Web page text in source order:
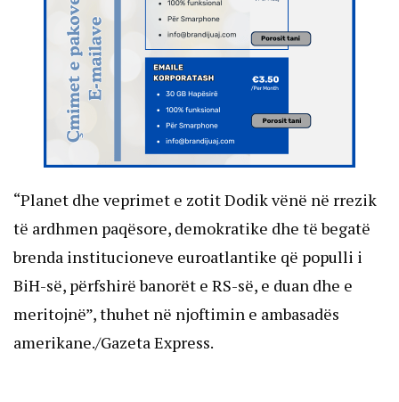
“Planet dhe veprimet e zotit Dodik vënë në rrezik
të ardhmen paqësore, demokratike dhe të begatë
brenda institucioneve euroatlantike që populli i
BiH-së, përfshirë banorët e RS-së, e duan dhe e
meritojnë”, thuhet në njoftimin e ambasadës
amerikane./Gazeta Express.